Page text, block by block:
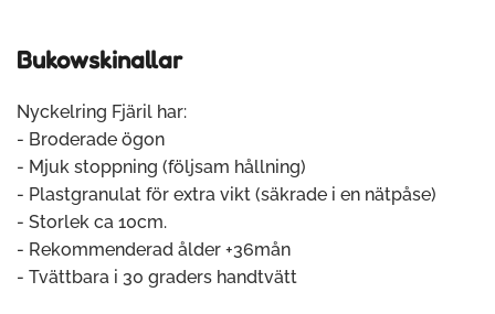
Bukowskinallar
Nyckelring Fjäril har:
- Broderade ögon
- Mjuk stoppning (följsam hållning)
- Plastgranulat för extra vikt (säkrade i en nätpåse)
- Storlek ca 10cm.
- Rekommenderad ålder +36mån
- Tvättbara i 30 graders handtvätt